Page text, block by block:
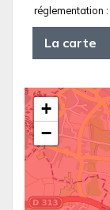
réglementation :
La carte